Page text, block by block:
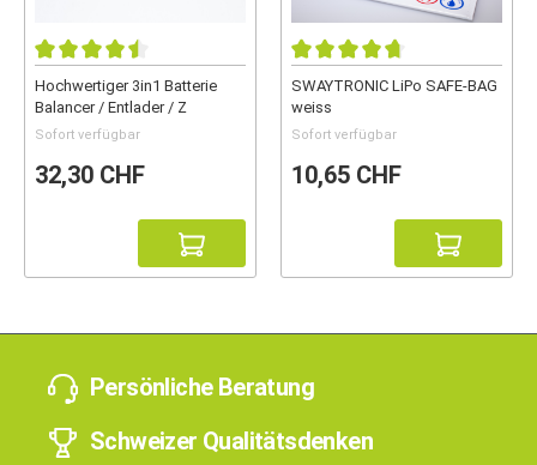
Hochwertiger 3in1 Batterie
Balancer / Entlader / Z
Sofort verfügbar
32,30 CHF
SWAYTRONIC LiPo SAFE-BAG
weiss
Sofort verfügbar
10,65 CHF
Persönliche Beratung
Schweizer Qualitätsdenken